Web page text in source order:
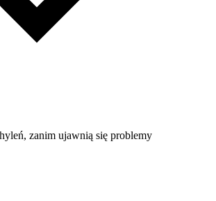
zanim ujawnią się problemy